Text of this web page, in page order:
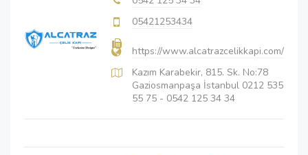
05421253434
https://www.alcatrazcelikkapi.com/
Kazım Karabekir, 815. Sk. No:78
Gaziosmanpaşa İstanbul 0212 535
55 75 - 0542 125 34 34